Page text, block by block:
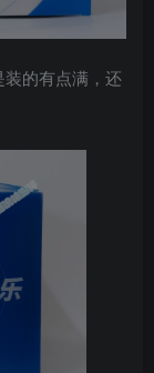
的有点满，还